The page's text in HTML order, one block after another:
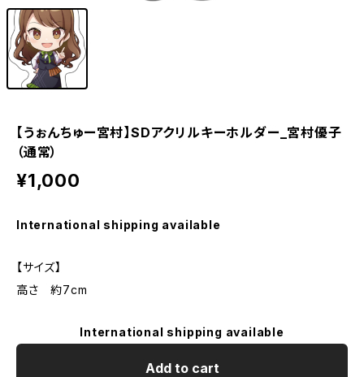
【うぉんちゅー宮村】SDアクリルキーホルダー_宮村優子
（通常）
¥1,000
International shipping available
【サイズ】
高さ 約7cm
International shipping available
Add to cart